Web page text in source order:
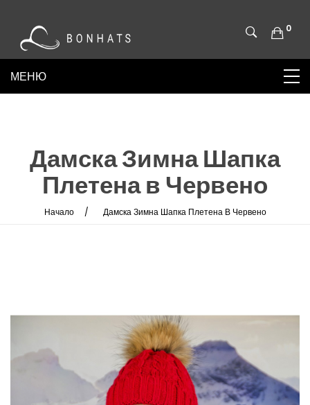
0
Дамска Зимна Шапка
Плетена в Червено
Начало Дамска Зимна Шапка Плетена В Червено